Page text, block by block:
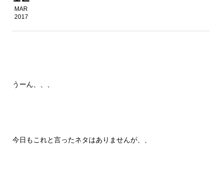
MAR
2017
うーん、、、
今日もこれと言ったネタはありませんが、、